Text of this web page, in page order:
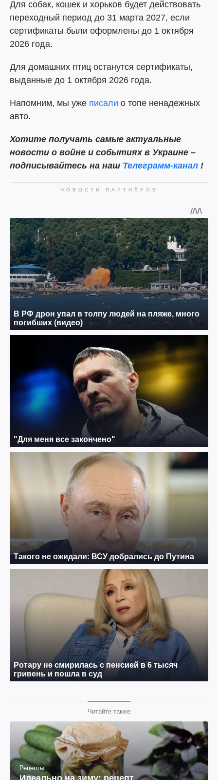
Для собак, кошек и хорьков будет действовать
переходный период до 31 марта 2027, если
сертификаты были оформлены до 1 октября
2026 года.
Для домашних птиц останутся сертификаты,
выданные до 1 октября 2026 года.
Напомним, мы уже писали о топе ненадежных
авто.
Хотите получать самые актуальные
новости о войне и событиях в Украине –
подписывайтесь на наш Телеграмм-канал !
Читайте также
Рецепты
Идеально на зиму: рецепт